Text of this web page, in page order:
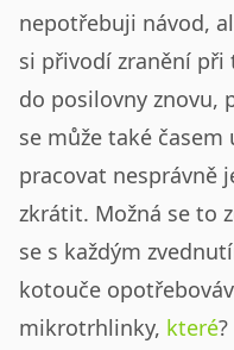
nepotřebuji návod,
si přivodí zranění při
do posilovny znovu,
se může také
pracovat nesprávně
zkrátit. Možná se to
se s každým
kotouče
mikrotrhlinky, které